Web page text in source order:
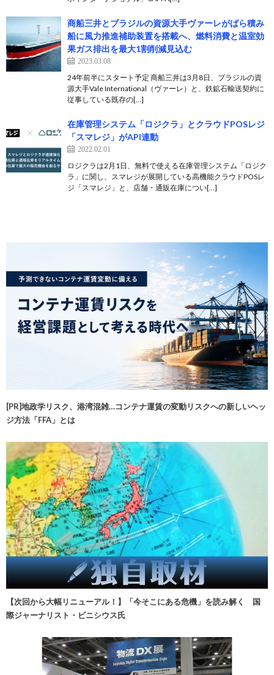
商船三井とブラジルの資源大手ヴァーレがばら積み
船に風力推進補助装置を搭載へ、燃料消費と温室効
果ガス排出を最大1割削減見込む
2023.03.08
24年前半にスタート予定 商船三井は3月8日、ブラジルの資
源大手Vale International（ヴァーレ）と、鉄鉱石輸送契約に
従事している既存の[…]
在庫管理システム「ロジクラ」とクラウドPOSレジ
「スマレジ」がAPI連動
2022.02.01
ロジクラは2月1日、無料で使える在庫管理システム「ロジク
ラ」に関し、スマレジが展開している高機能クラウドPOSレ
ジ「スマレジ」と、店舗・通販在庫につい[…]
[PR]地政学リスク、港湾混雑…コンテナ運賃の変動リスクへの新しいヘッ
ジ方法「FFA」とは
【次回から大幅リニューアル！】「今そこにある危機」を読み解く 国
際ジャーナリスト・ビニシウス氏